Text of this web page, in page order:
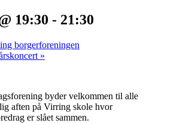
19:30 - 21:30
borgerforeningen
»
byder velkommen til alle
aften på Virring skole hvor
er slået sammen.